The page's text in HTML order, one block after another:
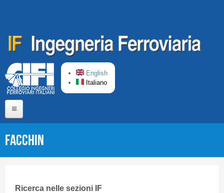
English
Italiano
CIFI in breve
FACCHIN
Ricerca nelle sezioni IF